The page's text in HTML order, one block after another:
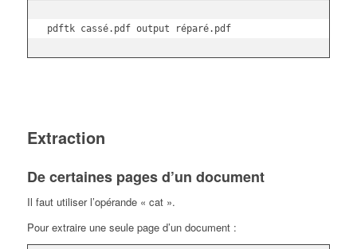
pdftk cassé.pdf output réparé.pdf
Extraction
De certaines pages d’un document
Il faut utiliser l’opérande « cat ».
Pour extraire une seule page d’un document :